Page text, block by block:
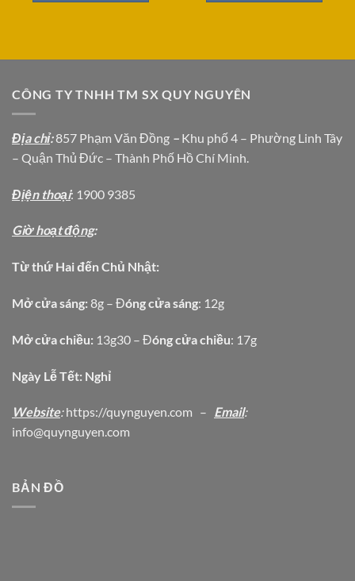
CÔNG TY TNHH TM SX QUY NGUYÊN
Địa chỉ:857 Phạm Văn Đồng – Khu phố 4 – Phường Linh Tây
– Quận Thủ Đức – Thành Phố Hồ Chí Minh.
Địện thoại: 1900 9385
Giờ hoạt động:
Từ thứ Hai đến Chủ Nhật:
Mở cửa sáng: 8g – Đóng cửa sáng: 12g
Mở cửa chiều: 13g30 – Đóng cửa chiều: 17g
Ngày Lễ Tết: Nghỉ
Website:https://quynguyen.com – Email:
info@quynguyen.com
BẢN ĐỒ